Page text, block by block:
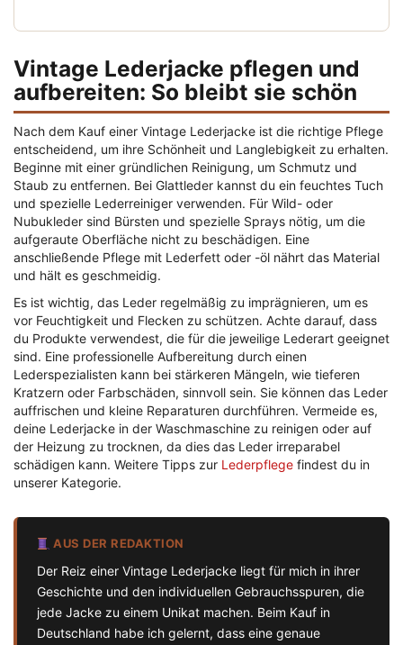
Vintage Lederjacke pflegen und
aufbereiten: So bleibt sie schön
Nach dem Kauf einer Vintage Lederjacke ist die richtige Pflege
entscheidend, um ihre Schönheit und Langlebigkeit zu erhalten.
Beginne mit einer gründlichen Reinigung, um Schmutz und
Staub zu entfernen. Bei Glattleder kannst du ein feuchtes Tuch
und spezielle Lederreiniger verwenden. Für Wild- oder
Nubukleder sind Bürsten und spezielle Sprays nötig, um die
aufgeraute Oberfläche nicht zu beschädigen. Eine
anschließende Pflege mit Lederfett oder -öl nährt das Material
und hält es geschmeidig.
Es ist wichtig, das Leder regelmäßig zu imprägnieren, um es
vor Feuchtigkeit und Flecken zu schützen. Achte darauf, dass
du Produkte verwendest, die für die jeweilige Lederart geeignet
sind. Eine professionelle Aufbereitung durch einen
Lederspezialisten kann bei stärkeren Mängeln, wie tieferen
Kratzern oder Farbschäden, sinnvoll sein. Sie können das Leder
auffrischen und kleine Reparaturen durchführen. Vermeide es,
deine Lederjacke in der Waschmaschine zu reinigen oder auf
der Heizung zu trocknen, da dies das Leder irreparabel
schädigen kann. Weitere Tipps zur Lederpflege findest du in
unserer Kategorie.
AUS DER REDAKTION
Der Reiz einer Vintage Lederjacke liegt für mich in ihrer
Geschichte und den individuellen Gebrauchsspuren, die
jede Jacke zu einem Unikat machen. Beim Kauf in
Deutschland habe ich gelernt, dass eine genaue